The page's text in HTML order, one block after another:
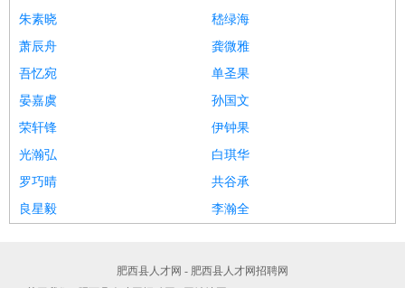
朱素晓
嵇绿海
萧辰舟
龚微雅
吾忆宛
单圣果
晏嘉虞
孙国文
荣轩锋
伊钟果
光瀚弘
白琪华
罗巧晴
共谷承
良星毅
李瀚全
肥西县人才网 - 肥西县人才网招聘网